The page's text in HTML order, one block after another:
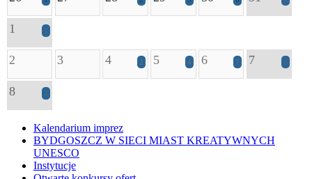
1 1
2 3 4 2 5 4 6 7 7 5
8 3
Kalendarium imprez
BYDGOSZCZ W SIECI MIAST KREATYWNYCH
UNESCO
Instytucje